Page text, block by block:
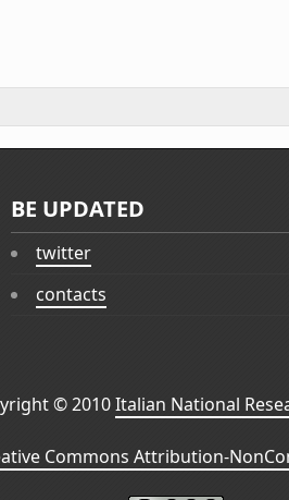
BE UPDATED
twitter
contacts
© 2010Italian National
Commons Attribution-